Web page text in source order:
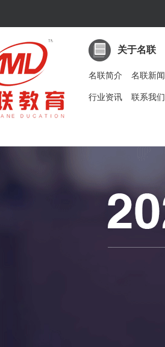
关于名联
名联简介 名联新闻
行业资讯 联系我们